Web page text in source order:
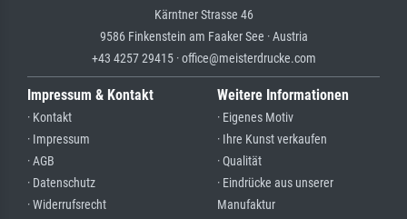
Kärntner Strasse 46
9586 Finkenstein am Faaker See · Austria
+43 4257 29415 · office@meisterdrucke.com
Impressum & Kontakt
· Kontakt
· Impressum
· AGB
· Datenschutz
· Widerrufsrecht
Weitere Informationen
· Eigenes Motiv
· Ihre Kunst verkaufen
· Qualität
· Eindrücke aus unserer
Manufaktur